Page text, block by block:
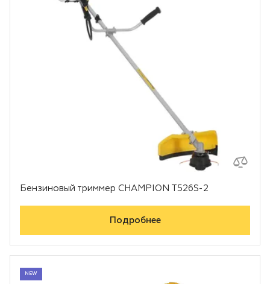
Бензиновый триммер CHAMPION T526S-2
Подробнее
NEW